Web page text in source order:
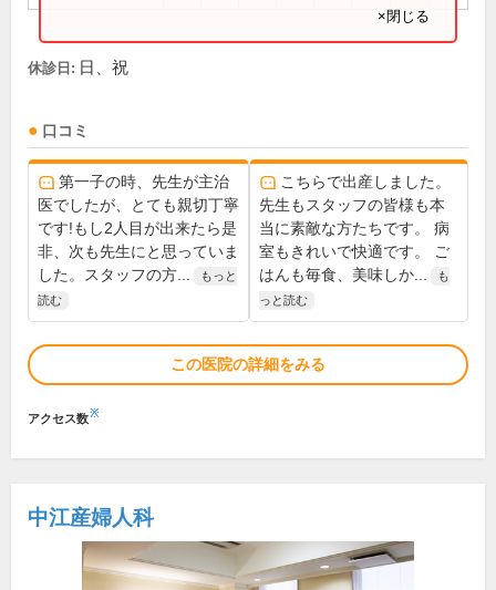
×閉じる
休診日: 日、祝
口コミ
第一子の時、先生が主治
医でしたが、とても親切丁寧
です!もし2人目が出来たら是
非、次も先生にと思っていま
した。スタッフの方...
もっと
読む
こちらで出産しました。
先生もスタッフの皆様も本
当に素敵な方たちです。 病
室もきれいで快適です。 ご
はんも毎食、美味しか...
も
っと読む
この医院の詳細をみる
アクセス数※
中江産婦人科